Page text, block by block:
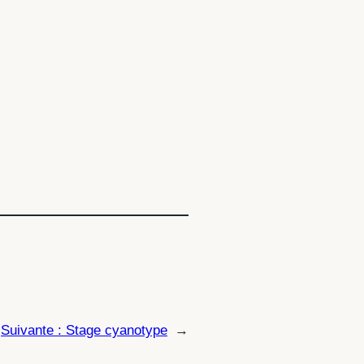
Suivante : Stage cyanotype →